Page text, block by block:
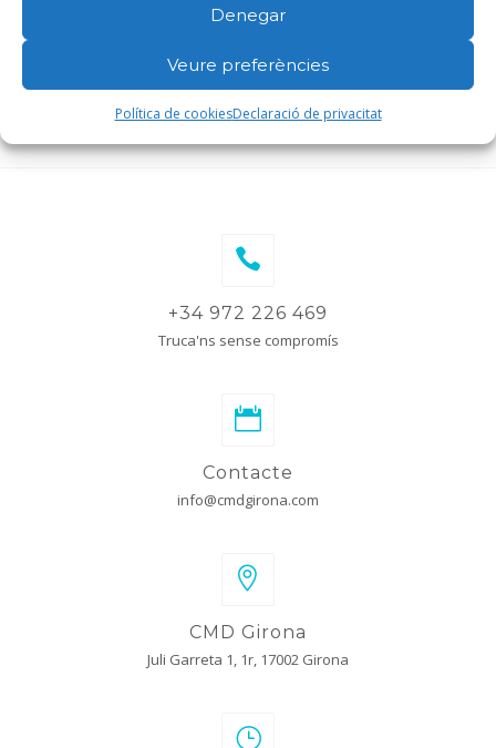
Denegar
Veure preferències
Política de cookiesDeclaració de privacitat
+34 972 226 469
Truca'ns sense compromís
Contacte
info@cmdgirona.com
CMD Girona
Juli Garreta 1, 1r, 17002 Girona